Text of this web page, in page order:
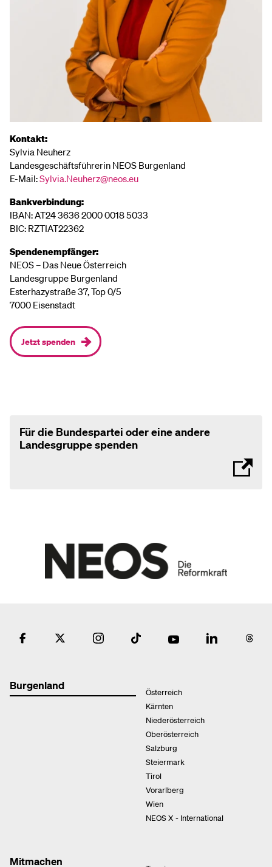
Kontakt:
Sylvia Neuherz
Landesgeschäftsführerin NEOS Burgenland
E-Mail:Sylvia.Neuherz@neos.eu
Bankverbindung:
IBAN: AT24 3636 2000 0018 5033
BIC: RZTIAT22362
Spendenempfänger:
NEOS – Das Neue Österreich
Landesgruppe Burgenland
Esterhazystraße 37, Top 0/5
7000 Eisenstadt
Jetzt spenden
Für die Bundespartei oder eine andere
Landesgruppe spenden
Burgenland
Österreich
Kärnten
Niederösterreich
Oberösterreich
Salzburg
Steiermark
Tirol
Vorarlberg
Wien
NEOS X - International
Mitmachen